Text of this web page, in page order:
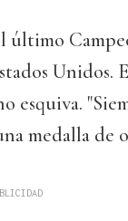
último
Unidos.
esquiva.
medalla de